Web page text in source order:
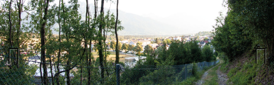
Previous Next